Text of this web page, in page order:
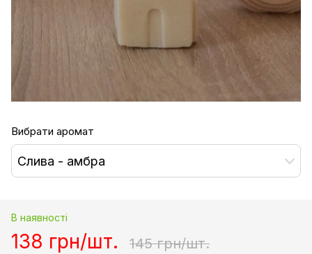
Вибрати аромат
Слива - амбра
В наявності
138 грн/шт. 145 грн/шт.